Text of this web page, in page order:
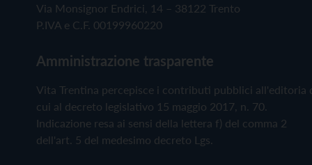
Via Monsignor Endrici, 14 – 38122 Trento
P.IVA e C.F. 00199960220
Amministrazione trasparente
Vita Trentina percepisce i contributi pubblici all'editoria
cui al decreto legislativo 15 maggio 2017, n. 70.
Indicazione resa ai sensi della lettera f) del comma 2
dell'art. 5 del medesimo decreto Lgs.